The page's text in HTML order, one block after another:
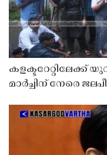
കളക്ടറേറ്റിലേക്ക്
മാർച്ചിന് നേരെ